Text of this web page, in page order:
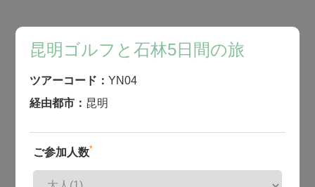
昆明ゴルフと石林5日間の旅
ツアーコード：YN04
経由都市： 昆明
ご参加人数*